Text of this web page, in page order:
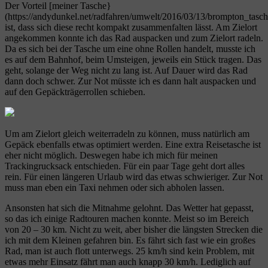
Der Vorteil [meiner Tasche}
(https://andydunkel.net/radfahren/umwelt/2016/03/13/
ist, dass sich diese recht kompakt zusammenfalten lässt. Am Zielort
angekommen konnte ich das Rad auspacken und zum Zielort radeln.
Da es sich bei der Tasche um eine ohne Rollen handelt, musste ich
es auf dem Bahnhof, beim Umsteigen, jeweils ein Stück tragen. Das
geht, solange der Weg nicht zu lang ist. Auf Dauer wird das Rad
dann doch schwer. Zur Not müsste ich es dann halt auspacken und
auf den Gepäckträgerrollen schieben.
Um am Zielort gleich weiterradeln zu können, muss natürlich am
Gepäck ebenfalls etwas optimiert werden. Eine extra Reisetasche ist
eher nicht möglich. Deswegen habe ich mich für meinen
Trackingrucksack entschieden. Für ein paar Tage geht dort alles
rein. Für einen längeren Urlaub wird das etwas schwieriger. Zur Not
muss man eben ein Taxi nehmen oder sich abholen lassen.
Ansonsten hat sich die Mitnahme gelohnt. Das Wetter hat gepasst,
so das ich einige Radtouren machen konnte. Meist so im Bereich
von 20 – 30 km. Nicht zu weit, aber bisher die längsten Strecken die
ich mit dem Kleinen gefahren bin. Es fährt sich fast wie ein großes
Rad, man ist auch flott unterwegs. 25 km/h sind kein Problem, mit
etwas mehr Einsatz fährt man auch knapp 30 km/h. Lediglich auf